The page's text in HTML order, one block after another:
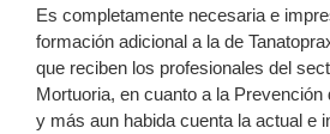
Es completamente necesaria e
formación adicional a la de
que reciben los profesionales del
Mortuoria, en cuanto a la
y más aun habida cuenta la actual e